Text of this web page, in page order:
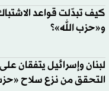
كيف تبدّلت قواعد
و«حزب الله»؟
لبنان وإسرائيل يتفقان
التحقق من نزع سلاح